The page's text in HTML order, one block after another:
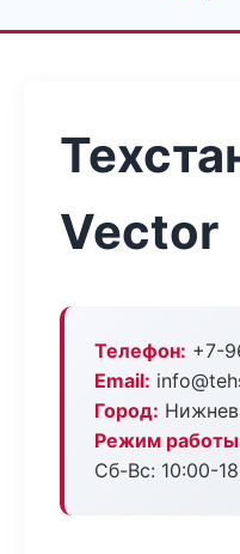
Vector
Телефон: +7-
Email:
Город:
Режим
Сб-Вс: 10:00-